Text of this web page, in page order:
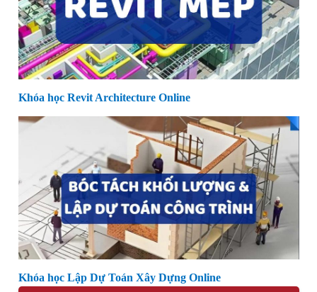
Khóa học Revit Architecture Online
Khóa học Lập Dự Toán Xây Dựng Online